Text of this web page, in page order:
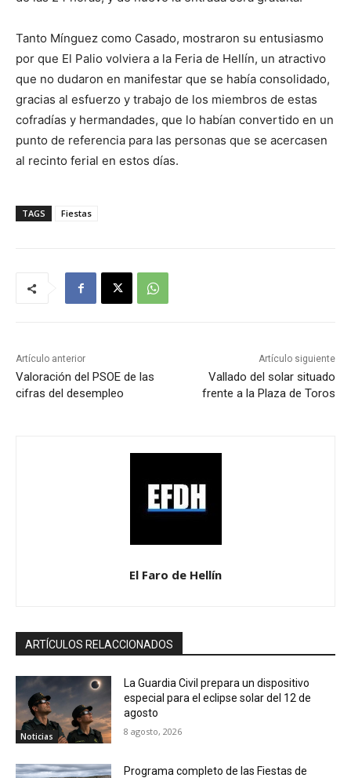
Tanto Mínguez como Casado, mostraron su entusiasmo
por que El Palio volviera a la Feria de Hellín, un atractivo
que no dudaron en manifestar que se había consolidado,
gracias al esfuerzo y trabajo de los miembros de estas
cofradías y hermandades, que lo habían convertido en un
punto de referencia para las personas que se acercasen
al recinto ferial en estos días.
TAGS Fiestas
Artículo anterior
Valoración del PSOE de las
cifras del desempleo
Artículo siguiente
Vallado del solar situado
frente a la Plaza de Toros
El Faro de Hellín
ARTÍCULOS RELACCIONADOS
Noticias
La Guardia Civil prepara un dispositivo
especial para el eclipse solar del 12 de
agosto
8 agosto, 2026
Programa completo de las Fiestas de